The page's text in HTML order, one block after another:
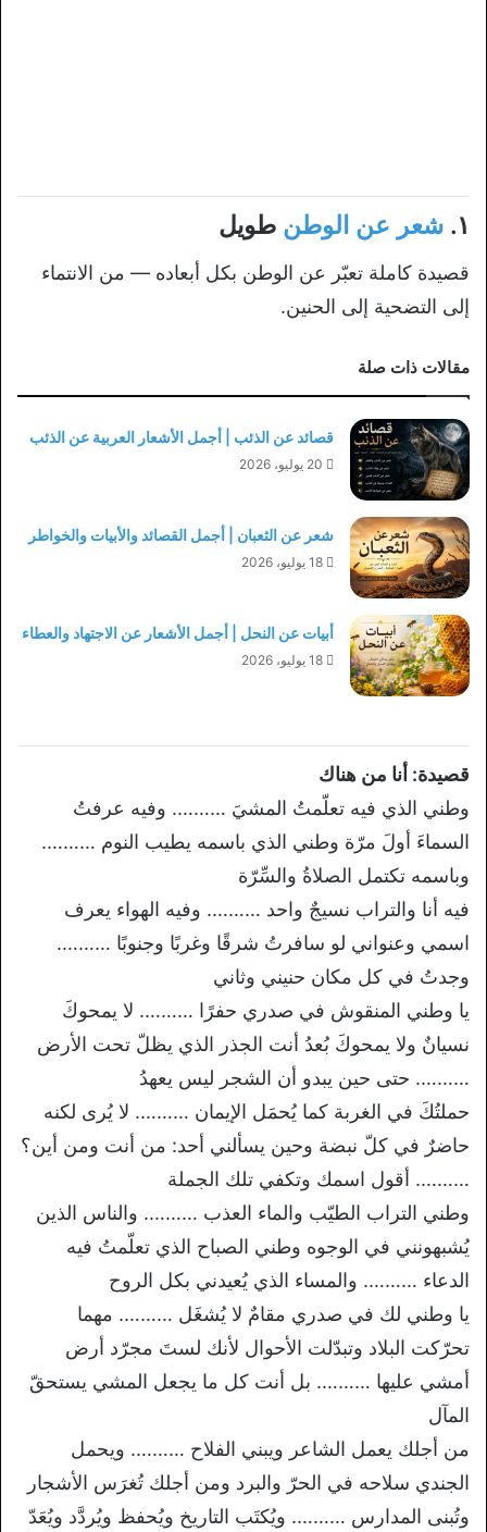
١. شعر عن الوطن طويل
قصيدة كاملة تعبّر عن الوطن بكل أبعاده — من الانتماء
إلى التضحية إلى الحنين.
مقالات ذات صلة
قصائد عن الذئب | أجمل الأشعار العربية عن الذئب
20 يوليو، 2026
شعر عن الثعبان | أجمل القصائد والأبيات والخواطر
18 يوليو، 2026
أبيات عن النحل | أجمل الأشعار عن الاجتهاد والعطاء
18 يوليو، 2026
قصيدة: أنا من هناك
وطني الذي فيه تعلّمتُ المشيَ ………. وفيه عرفتُ
السماءَ أولَ مرّة وطني الذي باسمه يطيب النوم ……….
وباسمه تكتمل الصلاةُ والسِّرّة
فيه أنا والتراب نسيجٌ واحد ………. وفيه الهواء يعرف
اسمي وعنواني لو سافرتُ شرقًا وغربًا وجنوبًا ……….
وجدتُ في كل مكان حنيني وثاني
يا وطني المنقوش في صدري حفرًا ………. لا يمحوكَ
نسيانٌ ولا يمحوكَ بُعدُ أنت الجذر الذي يظلّ تحت الأرض
………. حتى حين يبدو أن الشجر ليس يعهدُ
حملتُكَ في الغربة كما يُحمَل الإيمان ………. لا يُرى لكنه
حاضرٌ في كلّ نبضة وحين يسألني أحد: من أنت ومن أين؟
………. أقول اسمك وتكفي تلك الجملة
وطني التراب الطيّب والماء العذب ………. والناس الذين
يُشبهونني في الوجوه وطني الصباح الذي تعلّمتُ فيه
الدعاء ………. والمساء الذي يُعيدني بكل الروح
يا وطني لك في صدري مقامٌ لا يُشغَل ………. مهما
تحرّكت البلاد وتبدّلت الأحوال لأنك لستَ مجرّد أرض
أمشي عليها ………. بل أنت كل ما يجعل المشي يستحقّ
المآل
من أجلك يعمل الشاعر ويبني الفلاح ………. ويحمل
الجندي سلاحه في الحرّ والبرد ومن أجلك تُغرَس الأشجار
وتُبنى المدارس ………. ويُكتَب التاريخ ويُحفظ ويُردَّد ويُعَدّ